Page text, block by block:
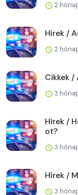
2
Hírek /
2
Cikkek /
3
Hírek /
ot?
3
Hírek /
3